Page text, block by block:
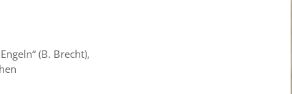
(B. Brecht),